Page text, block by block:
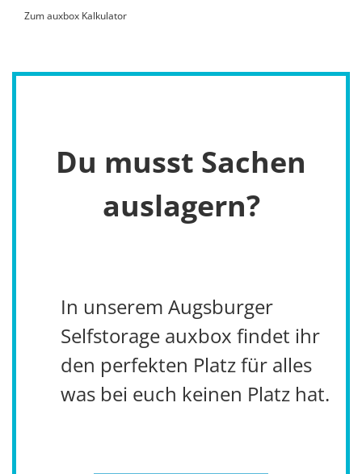
Zum auxbox Kalkulator
Du musst Sachen
auslagern?
In unserem Augsburger
Selfstorage auxbox findet ihr
den perfekten Platz für alles
was bei euch keinen Platz hat.